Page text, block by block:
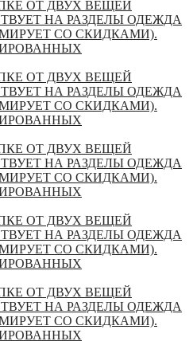
ОТ ДВУХ ВЕЩЕЙ
НА РАЗДЕЛЫ ОДЕЖДА
СО СКИДКАМИ).
ОТ ДВУХ ВЕЩЕЙ
НА РАЗДЕЛЫ ОДЕЖДА
СО СКИДКАМИ).
ОТ ДВУХ ВЕЩЕЙ
НА РАЗДЕЛЫ ОДЕЖДА
СО СКИДКАМИ).
ОТ ДВУХ ВЕЩЕЙ
НА РАЗДЕЛЫ ОДЕЖДА
СО СКИДКАМИ).
ОТ ДВУХ ВЕЩЕЙ
НА РАЗДЕЛЫ ОДЕЖДА
СО СКИДКАМИ).